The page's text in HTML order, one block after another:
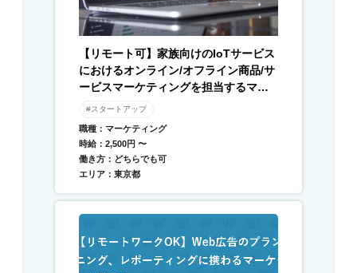
【リモート可】家族向けのIoTサービス
におけるオンライン/オフライン商品/サ
ービスマーケティングを担当するマー
ケターを募集
#スタートアップ
職種：マーケティング
時給：2,500円 〜
働き方：どちらでも可
エリア：東京都